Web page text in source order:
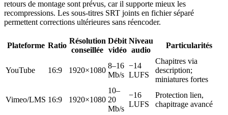
retours de montage sont prévus, car il supporte mieux les
recompressions. Les sous-titres SRT joints en fichier séparé
permettent corrections ultérieures sans réencoder.
Plateforme Ratio
Résolution
conseillée
Débit
vidéo
Niveau
audio
Particularités
YouTube 16:9 1920×1080
8–16
Mb/s
−14
LUFS
Chapitres via
description;
miniatures fortes
Vimeo/LMS 16:9 1920×1080
10–
20
Mb/s
−16
LUFS
Protection lien,
chapitrage avancé